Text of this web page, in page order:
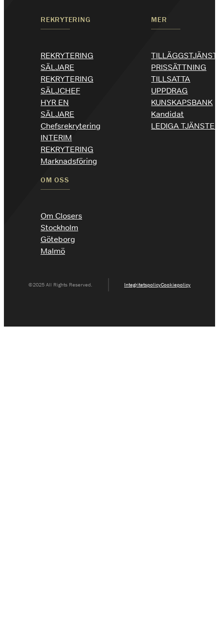
REKRYTERING
REKRYTERING
SÄLJARE
REKRYTERING
SÄLJCHEF
HYR EN
SÄLJARE
Chefsrekrytering
INTERIM
REKRYTERING
Marknadsföring
MER
PRISSÄTTNING
TILLSATTA
UPPDRAG
KUNSKAPSBANK
Kandidat
LEDIGA
OM OSS
Om Closers
Stockholm
Göteborg
Malmö
©2025 All Rights Reserved. IntegritetspolicyCookiepolicy